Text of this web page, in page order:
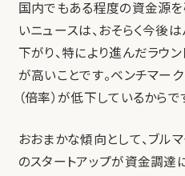
国内でもある程度の資金源を
いニュースは、おそらく今後
下がり、特により進んだラウ
が高いことです。ベンチマー
（倍率）が低下しているからで
おおまかな傾向として、ブル
のスタートアップが資金調達